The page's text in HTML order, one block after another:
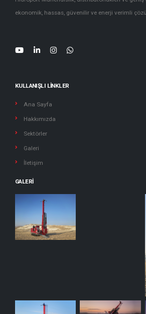
ekonomik, hassas, güvenilir ve enerji verimli
KULLANIŞLI LINKLER
Ana Sayfa
Hakkımızda
Sektörler
Galeri
İletişim
GALERI